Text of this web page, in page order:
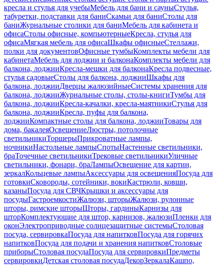
кресла и стулья для учебыМебель для бани и сауныСтулья,
табуретки, подставки для баниСкамьи для баниСтолы для
баниЖурнальные столики для баниМебель для кабинета и
офисаСтолы офисные, компьютерныеКресла, стулья для
офисаМягкая мебель для офисаШкафы офисныеСтеллажи,
полки для документовОфисные тумбыКомплекты мебели для
кабинетаМебель для лоджии и балконаКомплекты мебели для
балкона, лоджииКресла-мешки для балконаКресла подвесные,
стулья садовыеСтолы для балкона, лоджииШкафы для
балкона, лоджииДверцы жалюзийныеСистемы хранения для
балкона, лоджииЖурнальные столы, столы-книгиТумбы для
балкона, лоджииКресла-качалки, кресла-маятникиСтулья для
балкона, лоджииКресла, пуфы для балкона,
лоджииКомпактные столы для балкона, лоджииТовары для
дома, бакалеяОсвещениеЛюстры, потолочные
светильникиТоршерыПрикроватные лампы,
ночникиНастольные лампыСпотыНастенные светильники,
браТочечные светильникиТрековые светильникиУличные
светильники, фонари, браЛампыОсвещение для картин,
зеркалКольцевые лампыАксессуары для освещенияПосуда для
готовкиСковороды, сотейники, вокиКастрюли, ковши,
казаныПосуда для СВЧКрышки и аксессуары для
посудыГастроемкостиЖалюзи, шторыЖалюзи, рулонные
шторы, римские шторыШторы, гардиныКарнизы для
шторКомплектующие для штор, карнизов, жалюзиПленки для
оконЭлектроприводные солнцезащитные системыСтоловая
посуда, сервировкаПосуда для напитковПосуда для горячих
напитковПосуда для подачи и хранения напитковСтоловые
приборыСтоловая посудаПосуда для сервировкиПредметы
сервировкиДетская столовая посудаДекорЗеркалаКашпо,